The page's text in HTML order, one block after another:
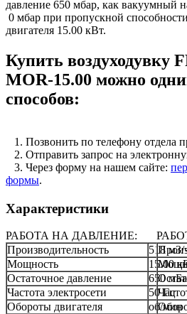
давление 650 мбар, как вакуумный
0 мбар при пропускной
двигателя 15.00 кВт.
Купить воздуходувку
MOR-15.00 можно
способов:
1. Позвонить по телефону отдела
2. Отправить запрос на
3. Через форму на нашем сайте:
формы.
Характеристики
РАБОТА НА ДАВЛЕНИЕ:
Производительность
518 м3/
Мощность
15.00
Остаточное давление
650
Частота электросети
50 Гц
Обороты двигателя
об/мин